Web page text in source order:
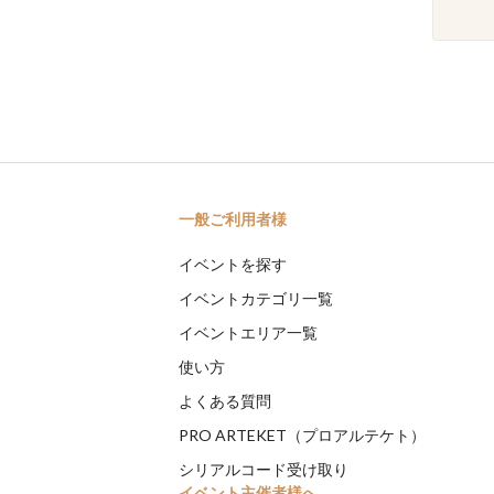
一般ご利用者様
イベントを探す
イベントカテゴリ一覧
イベントエリア一覧
使い方
よくある質問
PRO ARTEKET（プロアルテケト）
シリアルコード受け取り